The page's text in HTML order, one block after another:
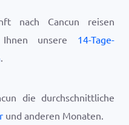
nach Cancun reisen
unsere 14-Tage-
.
die durchschnittliche
und anderen Monaten.